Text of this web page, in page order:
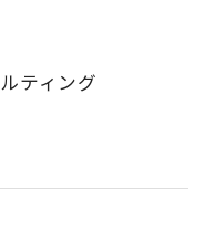
ティング